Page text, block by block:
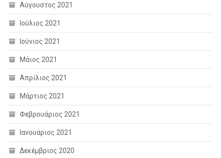
Αύγουστος 2021
Ιούλιος 2021
Ιούνιος 2021
Μάιος 2021
Απρίλιος 2021
Μάρτιος 2021
Φεβρουάριος 2021
Ιανουάριος 2021
Δεκέμβριος 2020